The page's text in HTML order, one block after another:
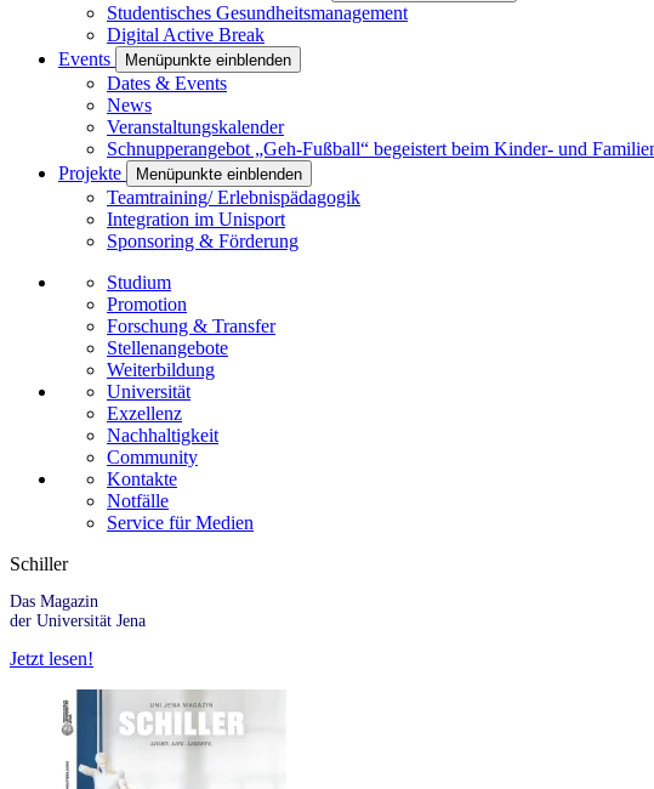
Studentisches Gesundheitsmanagement
Digital Active Break
Events
Menüpunkte einblenden
Dates & Events
News
Veranstaltungskalender
Schnupperangebot „Geh-Fußball“ begeistert beim Kinder- und
Projekte
Menüpunkte einblenden
Teamtraining/ Erlebnispädagogik
Integration im Unisport
Sponsoring & Förderung
Studium
Promotion
Forschung & Transfer
Stellenangebote
Weiterbildung
Universität
Exzellenz
Nachhaltigkeit
Community
Kontakte
Notfälle
Service für Medien
Schiller
Das Magazin
der Universität Jena
Jetzt lesen!